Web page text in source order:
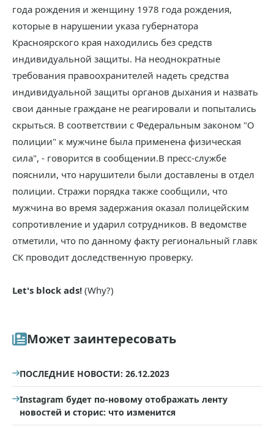
года рождения и женщину 1978 года рождения,
которые в нарушении указа губернатора
Красноярского края находились без средств
индивидуальной защиты. На неоднократные
требования правоохранителей надеть средства
индивидуальной защиты органов дыхания и назвать
свои данные граждане не реагировали и попытались
скрыться. В соответствии с Федеральным законом "О
полиции" к мужчине была применена физическая
сила", - говорится в сообщении.В пресс-службе
пояснили, что нарушители были доставлены в отдел
полиции. Стражи порядка также сообщили, что
мужчина во время задержания оказал полицейским
сопротивление и ударил сотрудников. В ведомстве
отметили, что по данному факту региональный главк
СК проводит доследственную проверку.
Let's block ads! (Why?)
Может заинтересовать
ПОСЛЕДНИЕ НОВОСТИ: 26.12.2023
Instagram будет по-новому отображать ленту
новостей и сторис: что изменится